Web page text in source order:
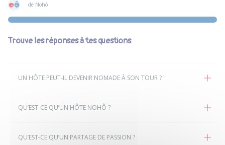
de Nohô
Trouve les réponses à tes questions
UN HÔTE PEUT-IL DEVENIR NOMADE À SON TOUR ?
QU’EST-CE QU’UN HÔTE NOHÔ ?
QU’EST-CE QU’UN PARTAGE DE PASSION ?